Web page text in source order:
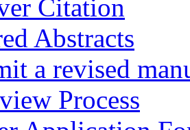
Citation
Abstracts
a revised
Process